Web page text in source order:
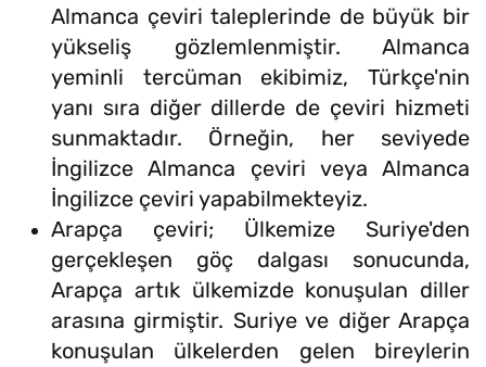
Almanca çeviri taleplerinde de büyük bir
yükseliş gözlemlenmiştir. Almanca
yeminli tercüman ekibimiz, Türkçe'nin
yanı sıra diğer dillerde de çeviri hizmeti
sunmaktadır. Örneğin, her seviyede
İngilizce Almanca çeviri veya Almanca
İngilizce çeviri yapabilmekteyiz.
Arapça çeviri; Ülkemize Suriye'den
gerçekleşen göç dalgası sonucunda,
Arapça artık ülkemizde konuşulan diller
arasına girmiştir. Suriye ve diğer Arapça
konuşulan ülkelerden gelen bireylerin